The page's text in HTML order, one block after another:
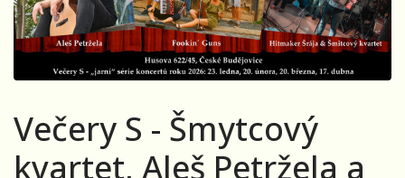
Večery S - Šmytcový
kvartet, Aleš Petržela a